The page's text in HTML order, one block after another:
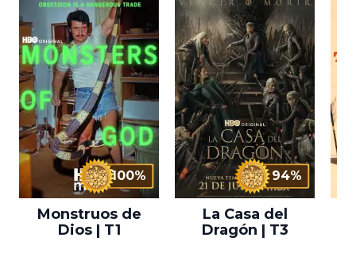
100%
Monstruos de
Dios | T1
94%
La Casa del
Dragón | T3